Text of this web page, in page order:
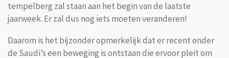
tempelberg zal staan aan het begin van de laatste
jaarweek. Er zal dus nog iets moeten veranderen!
Daarom is het bijzonder opmerkelijk dat er recent onder
de Saudi’s een beweging is ontstaan die ervoor pleit om